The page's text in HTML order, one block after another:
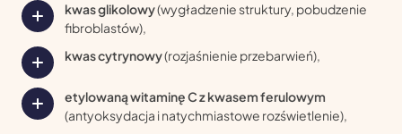
kwas glikolowy(wygładzenie struktury, pobudzenie
fibroblastów),
kwas cytrynowy(rozjaśnienie przebarwień),
etylowaną witaminę C z kwasem ferulowym
(antyoksydacja i natychmiastowe rozświetlenie),